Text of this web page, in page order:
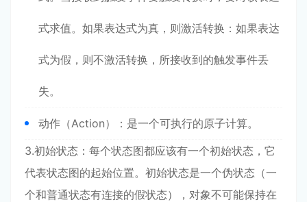
式求值。如果表达式为真，则激活转换：如果表达
式为假，则不激活转换，所接收到的触发事件丢
失。
动作（Action）：是一个可执行的原子计算。
3.初始状态：每个状态图都应该有一个初始状态，它
代表状态图的起始位置。初始状态是一个伪状态（一
个和普通状态有连接的假状态），对象不可能保持在